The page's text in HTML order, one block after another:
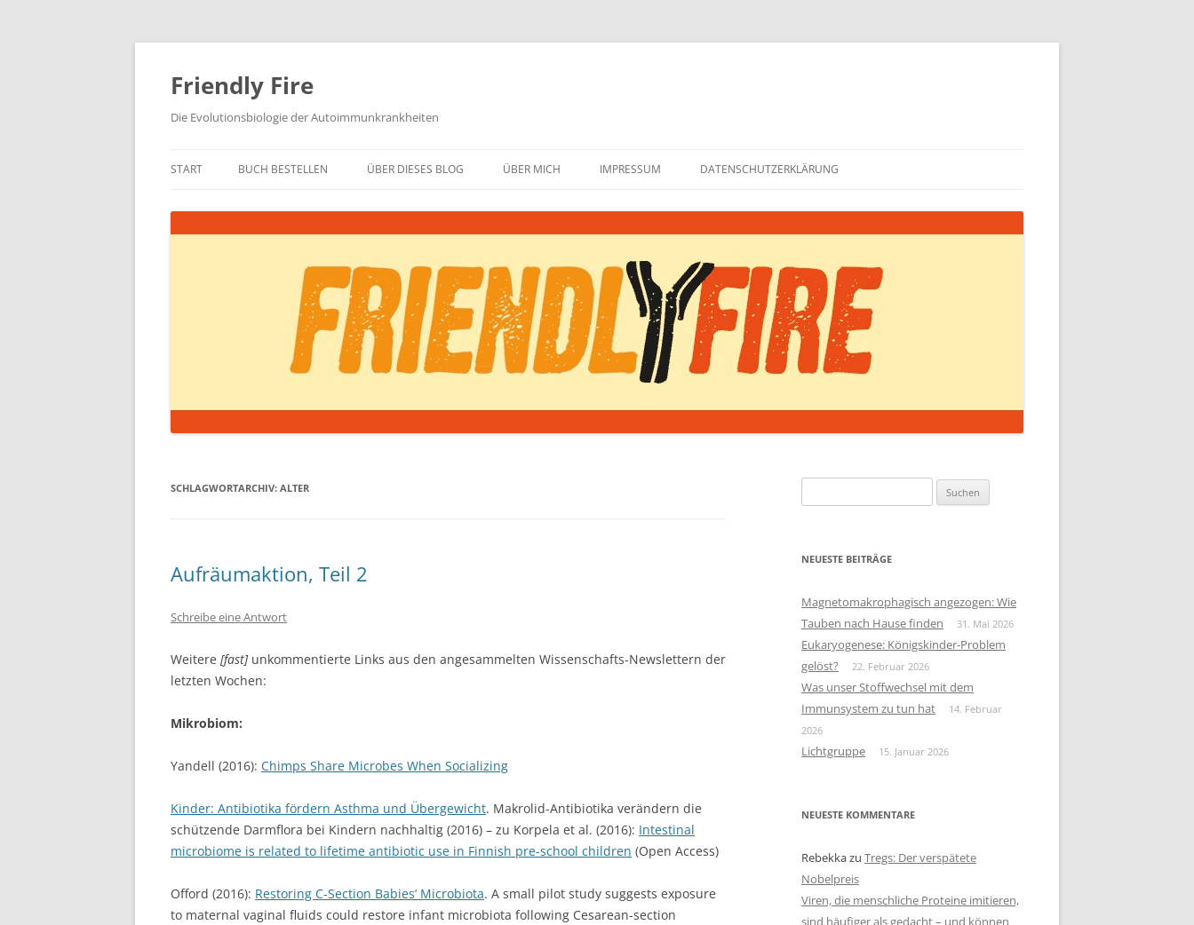
Zum
springen
Friendly Fire
Die Evolutionsbiologie der Autoimmunkrankheiten
START BUCH BESTELLEN ÜBER DIESES BLOG ÜBER MICH IMPRESSUM DATENSCHUTZERKLÄRUNG
SCHLAGWORTARCHIV: ALTER
Aufräumaktion, Teil 2
Schreibe eine Antwort
Weitere [fast]unkommentierte Links aus den angesammelten Wissenschafts-Newslettern der
letzten Wochen:
Mikrobiom:
Yandell (2016): Chimps Share Microbes When Socializing
Kinder: Antibiotika fördern Asthma und Übergewicht. Makrolid-Antibiotika verändern die
schützende Darmflora bei Kindern nachhaltig (2016) – zu Korpela et al. (2016): Intestinal
microbiome is related to lifetime antibiotic use in Finnish pre-school children (Open Access)
Offord (2016): Restoring C-Section Babies’ Microbiota. A small pilot study suggests exposure
to maternal vaginal fluids could restore infant microbiota following Cesarean-section
nach:
NEUESTE BEITRÄGE
Magnetomakrophagisch angezogen: Wie
Tauben nach Hause finden
31. Mai 2026
Eukaryogenese: Königskinder-Problem
gelöst?
22. Februar 2026
Was unser Stoffwechsel mit dem
Immunsystem zu tun hat
14. Februar
2026
Lichtgruppe 15. Januar 2026
NEUESTE KOMMENTARE
Rebekkazu Tregs: Der verspätete
Nobelpreis
Viren, die menschliche Proteine imitieren,
sind häufiger als gedacht – und können